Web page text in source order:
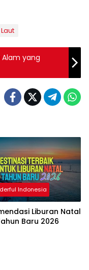
yang
Indonesia
Liburan Natal
Baru 2026